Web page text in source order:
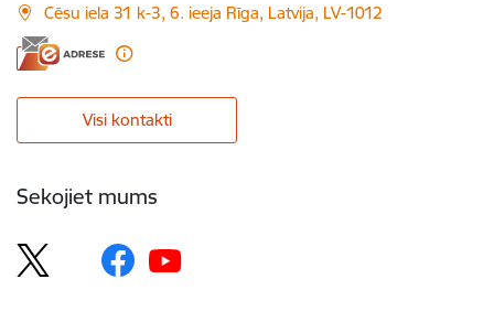
Cēsu iela 31 k-3, 6. ieeja Rīga, Latvija, LV-1012
Visi kontakti
Sekojiet mums